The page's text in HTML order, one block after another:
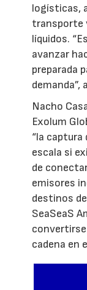
logísticas,
transporte
líquidos.
avanzar
preparada
demanda”,
Nacho
Exolum
“la captura
escala si
de
emisores
destinos
SeaSeaS
convertirse
cadena en